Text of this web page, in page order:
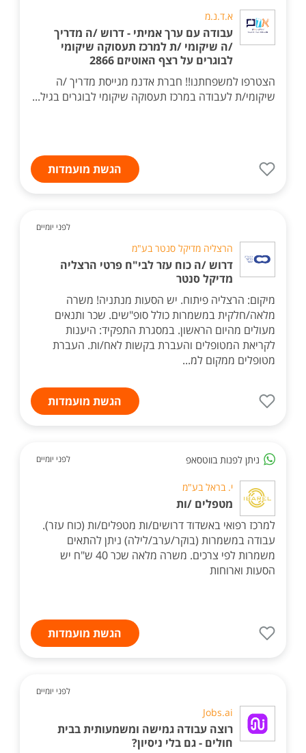
א.ד.נ.מ
עבודה עם ערך אמיתי - דרוש /ה מדריך
/ה שיקומי /ת למרכז תעסוקה שיקומי
לבוגרים על רצף האוטיזם 2866
הצטרפו למשפחתנו!! חברת אדנמ מגייסת מדריך /ה
שיקומי/ת לעבודה במרכז תעסוקה שיקומי לבוגרים בגיל...
הגשת מועמדות
לפני יומיים
הרצליה מדיקל סנטר בע"מ
דרוש /ה כוח עזר לבי"ח פרטי הרצליה
מדיקל סנטר
מיקום: הרצליה פיתוח. יש הסעות מנתניה! משרה
מלאה/חלקית במשמרות כולל סופ"שים. שכר ותנאים
מעולים מהיום הראשון. במסגרת התפקיד: היענות
לקריאת המטופלים והעברת בקשות לאח/ות. העברת
מטופלים ממקום למ...
הגשת מועמדות
ניתן לפנות בווטסאפ לפני יומיים
י. בראל בע"מ
מטפלים /ות
למרכז רפואי באשדוד דרושים/ות מטפלים/ות (כוח עזר).
עבודה במשמרות (בוקר/ערב/לילה) ניתן להתאים
משמרות לפי צרכים. משרה מלאה שכר 40 ש"ח יש
הסעות וארוחות
הגשת מועמדות
לפני יומיים
Jobs.ai
רוצה עבודה גמישה ומשמעותית בבית
חולים - גם בלי ניסיון?